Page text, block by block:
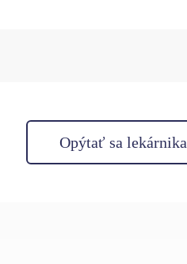
Opýtať sa lekárnika